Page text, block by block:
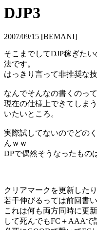
DJP3
2007/09/15 [BEMANI]
そこまでしてDJP稼ぎた
法です。
はっきり言って非推奨な技
なんでそんなの書くのっ
現在の仕様上できてしま
いたいところ。
実際試してないのでどの
んｗｗ
DPで偶然そうなったもの
クリアマークを更新した
若干伸びるっては前回書い
これは何も両方同時に更
して死んでもFC＋AAAで